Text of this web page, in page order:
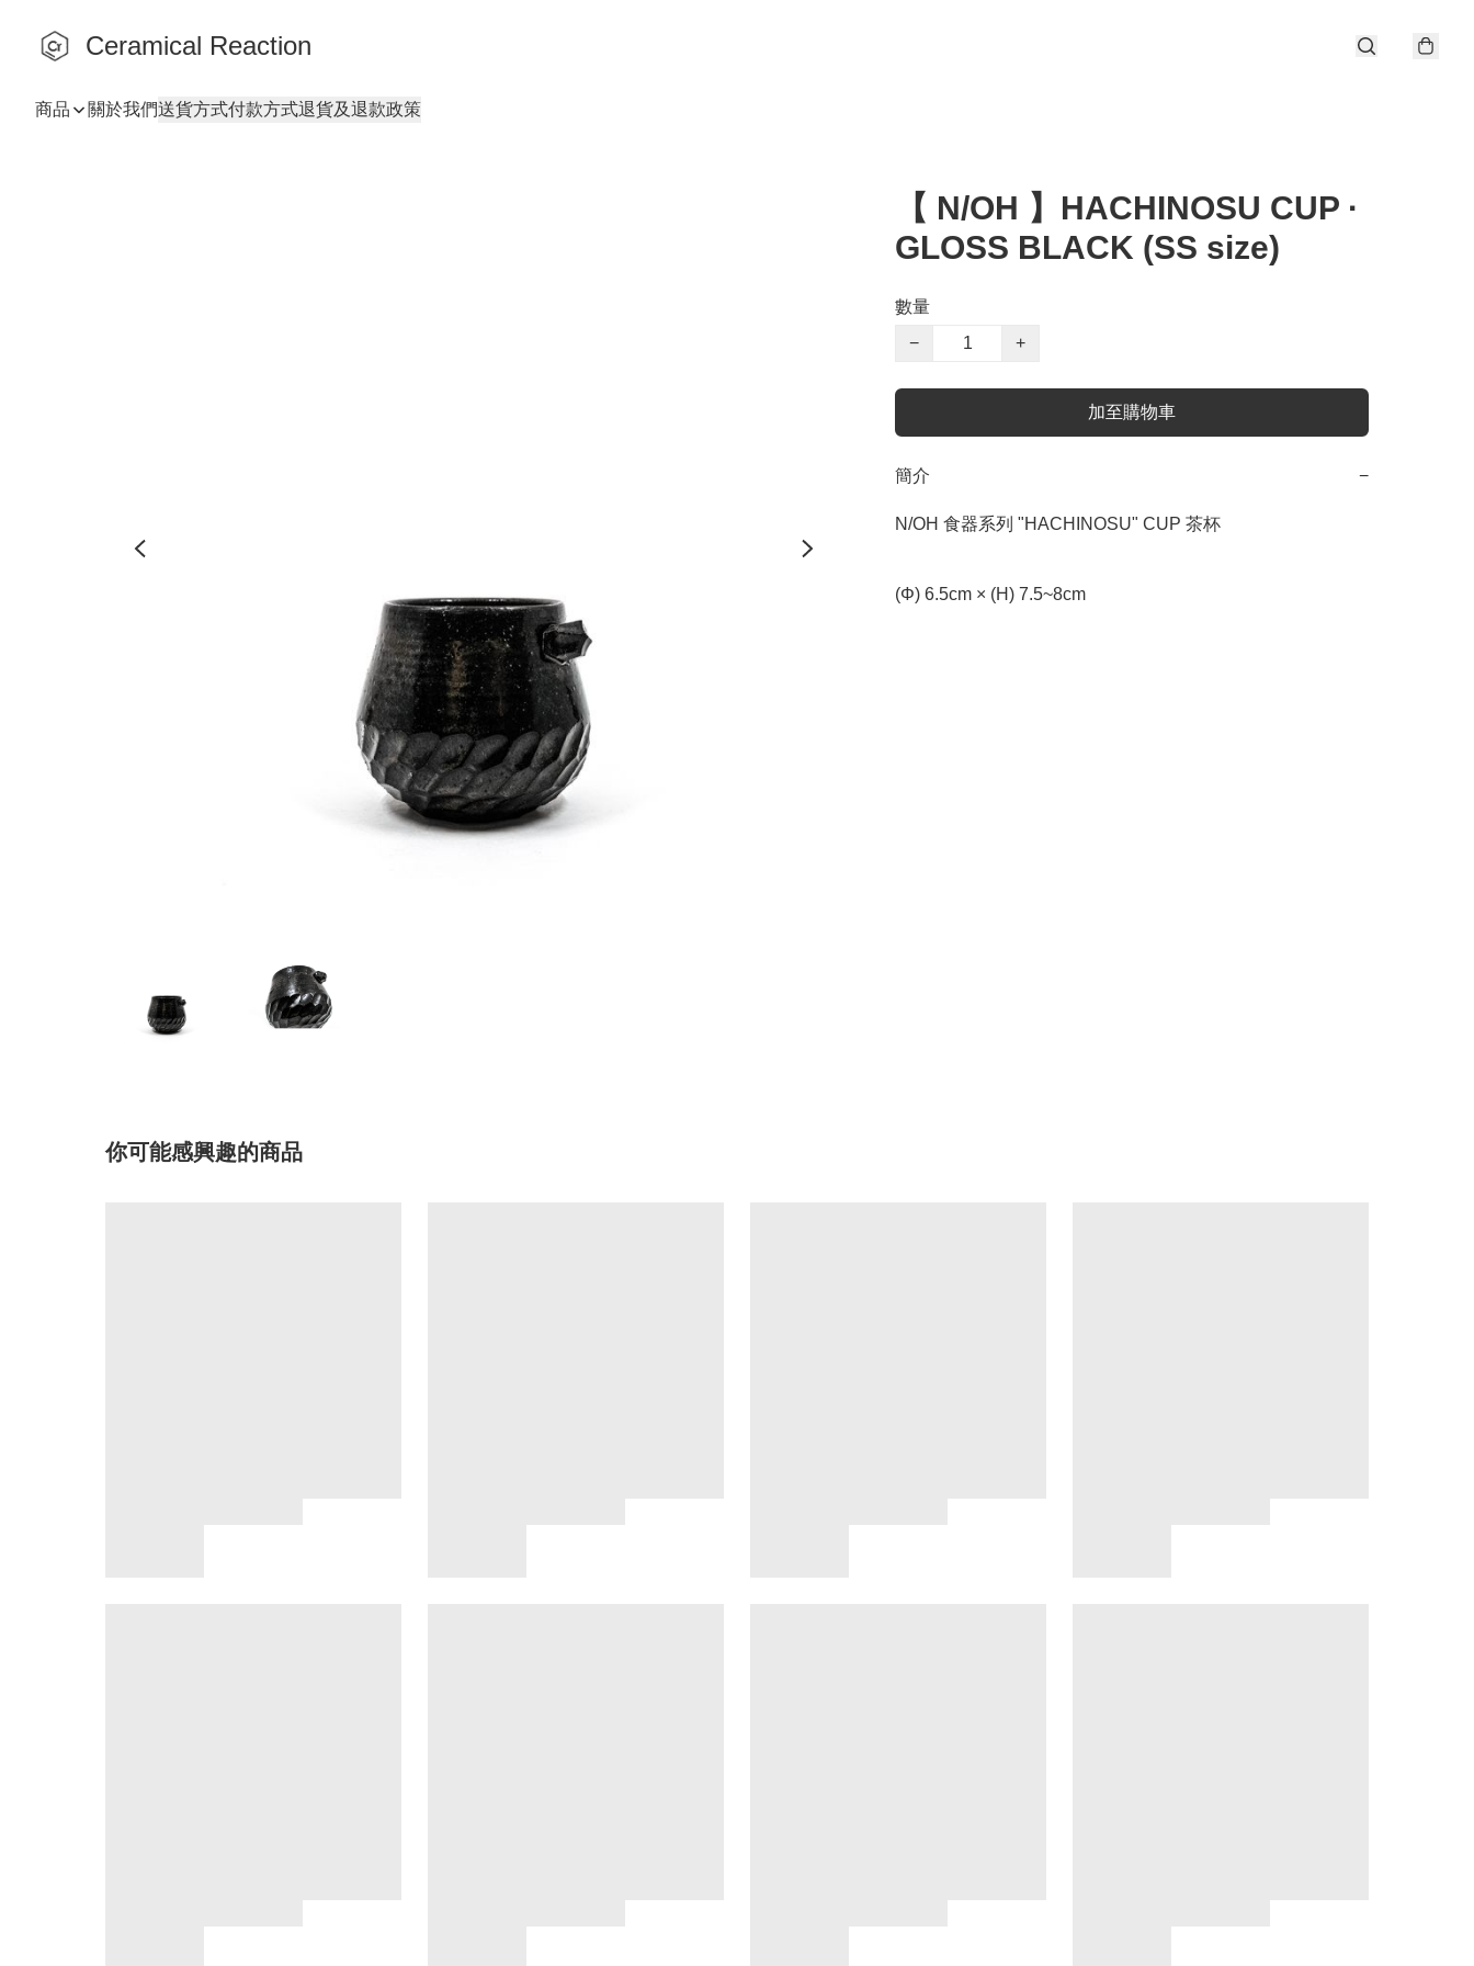
Ceramical Reaction
商品 關於我們送貨方式付款方式退貨及退款政策
【 N/OH 】HACHINOSU CUP ·
GLOSS BLACK (SS size)
數量
−
+
加至購物車
簡介 −
N/OH 食器系列 "HACHINOSU" CUP 茶杯
(Φ) 6.5cm × (H) 7.5~8cm
你可能感興趣的商品